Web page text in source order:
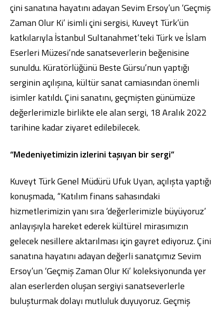
çini sanatına hayatını adayan Sevim Ersoy’un ‘Geçmiş
Zaman Olur Ki’ isimli çini sergisi, Kuveyt Türk’ün
katkılarıyla İstanbul Sultanahmet’teki Türk ve İslam
Eserleri Müzesi’nde sanatseverlerin beğenisine
sunuldu. Küratörlüğünü Beste Gürsu’nun yaptığı
serginin açılışına, kültür sanat camiasından önemli
isimler katıldı. Çini sanatını, geçmişten günümüze
değerlerimizle birlikte ele alan sergi, 18 Aralık 2022
tarihine kadar ziyaret edilebilecek.
“Medeniyetimizin izlerini taşıyan bir sergi”
Kuveyt Türk Genel Müdürü Ufuk Uyan, açılışta yaptığı
konuşmada, “Katılım finans sahasındaki
hizmetlerimizin yanı sıra ‘değerlerimizle büyüyoruz’
anlayışıyla hareket ederek kültürel mirasımızın
gelecek nesillere aktarılması için gayret ediyoruz. Çini
sanatına hayatını adayan değerli sanatçımız Sevim
Ersoy’un ‘Geçmiş Zaman Olur Ki’ koleksiyonunda yer
alan eserlerden oluşan sergiyi sanatseverlerle
buluşturmak dolayı mutluluk duyuyoruz. Geçmiş